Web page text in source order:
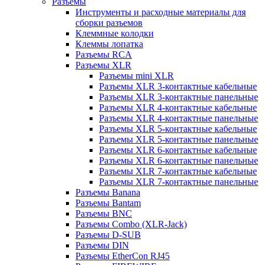
Инструменты и расходные материалы для
сборки разъемов
Клеммные колодки
Клеммы лопатка
Разъемы RCA
Разъемы XLR
Разъемы mini XLR
Разъемы XLR 3-контактные кабельные
Разъемы XLR 3-контактные панельные
Разъемы XLR 4-контактные кабельные
Разъемы XLR 4-контактные панельные
Разъемы XLR 5-контактные кабельные
Разъемы XLR 5-контактные панельные
Разъемы XLR 6-контактные кабельные
Разъемы XLR 6-контактные панельные
Разъемы XLR 7-контактные кабельные
Разъемы XLR 7-контактные панельные
Разъемы Banana
Разъемы Bantam
Разъемы BNC
Разъемы Combo (XLR-Jack)
Разъемы D-SUB
Разъемы DIN
Разъемы EtherCon RJ45